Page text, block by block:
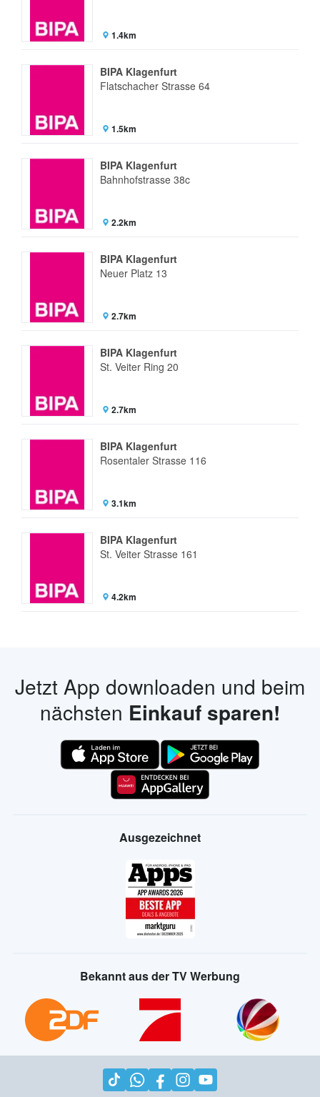
1.4km
BIPA Klagenfurt
Flatschacher Strasse 64
1.5km
BIPA Klagenfurt
Bahnhofstrasse 38c
2.2km
BIPA Klagenfurt
Neuer Platz 13
2.7km
BIPA Klagenfurt
St. Veiter Ring 20
2.7km
BIPA Klagenfurt
Rosentaler Strasse 116
3.1km
BIPA Klagenfurt
St. Veiter Strasse 161
4.2km
Jetzt App downloaden und beim
nächsten Einkauf sparen!
Ausgezeichnet
Bekannt aus der TV Werbung